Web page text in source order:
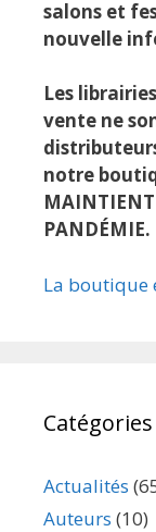
salons et
nouvelle
Les
vente ne
notre
MAINTIENT
PANDÉMIE.
La boutique
Catégories
Actualités
Auteurs (10)